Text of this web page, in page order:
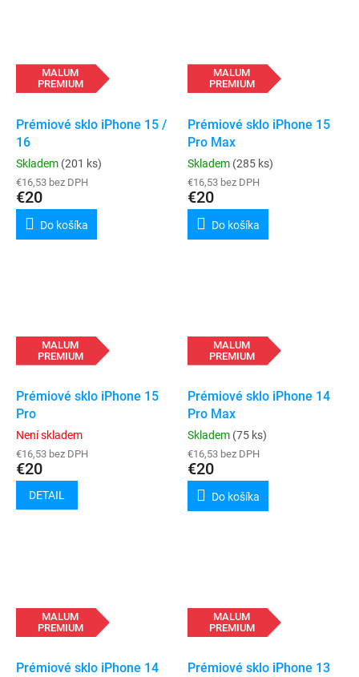
MALUM
PREMIUM
Prémiové sklo iPhone 15 /
16
Skladem (201 ks)
€16,53 bez DPH
€20
Do košíka
MALUM
PREMIUM
Prémiové sklo iPhone 15
Pro Max
Skladem (285 ks)
€16,53 bez DPH
€20
Do košíka
MALUM
PREMIUM
Prémiové sklo iPhone 15
Pro
Není skladem
€16,53 bez DPH
€20
DETAIL
MALUM
PREMIUM
Prémiové sklo iPhone 14
Pro Max
Skladem (75 ks)
€16,53 bez DPH
€20
Do košíka
MALUM
PREMIUM
Prémiové sklo iPhone 14
MALUM
PREMIUM
Prémiové sklo iPhone 13